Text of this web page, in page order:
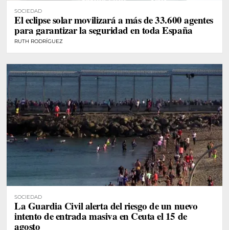
SOCIEDAD
El eclipse solar movilizará a más de 33.600 agentes
para garantizar la seguridad en toda España
RUTH RODRÍGUEZ
SOCIEDAD
La Guardia Civil alerta del riesgo de un nuevo
intento de entrada masiva en Ceuta el 15 de
agosto